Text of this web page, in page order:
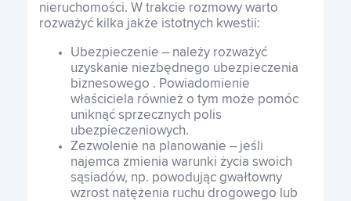
nieruchomości. W trakcie rozmowy warto
rozważyć kilka jakże istotnych kwestii:
Ubezpieczenie – należy rozważyć
uzyskanie niezbędnego ubezpieczenia
biznesowego . Powiadomienie
właściciela również o tym może pomóc
uniknąć sprzecznych polis
ubezpieczeniowych.
Zezwolenie na planowanie – jeśli
najemca zmienia warunki życia swoich
sąsiadów, np. powodując gwałtowny
wzrost natężenia ruchu drogowego lub